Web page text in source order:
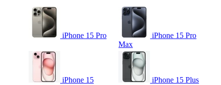
iPhone 15 Pro
iPhone 15 Pro
Max
iPhone 15 iPhone 15 Plus